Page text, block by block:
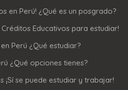
en Perú! ¿Qué es un posgrado?
Educativos para estudiar!
Perú ¿Qué estudiar?
¿Qué opciones tienes?
¡Sí se puede estudiar y trabajar!